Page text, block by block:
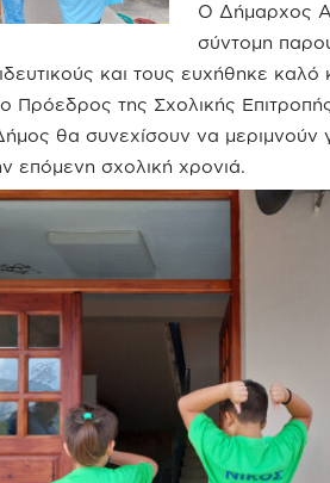
Ο Δήμαρχος
σύντομη
και τους ευχήθηκε καλό
Πρόεδρος της Σχολικής
θα συνεχίσουν να μεριμνούν
επόμενη σχολική χρονιά.